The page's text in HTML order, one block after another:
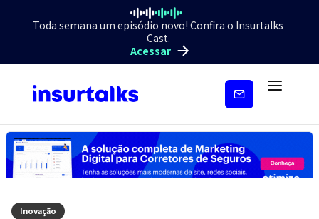
Toda semana um episódio novo! Confira o Insurtalks
Cast.
Acessar
Inscreva-
Inovação